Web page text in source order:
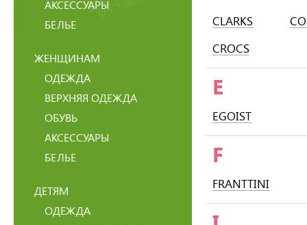
АКСЕССУАРЫ
БЕЛЬЕ
ЖЕНЩИНАМ
ОДЕЖДА
ВЕРХНЯЯ ОДЕЖДА
ОБУВЬ
АКСЕССУАРЫ
БЕЛЬЕ
ДЕТЯМ
ОДЕЖДА
CLARKS
CROCS
E
EGOIST
F
FRANTTINI